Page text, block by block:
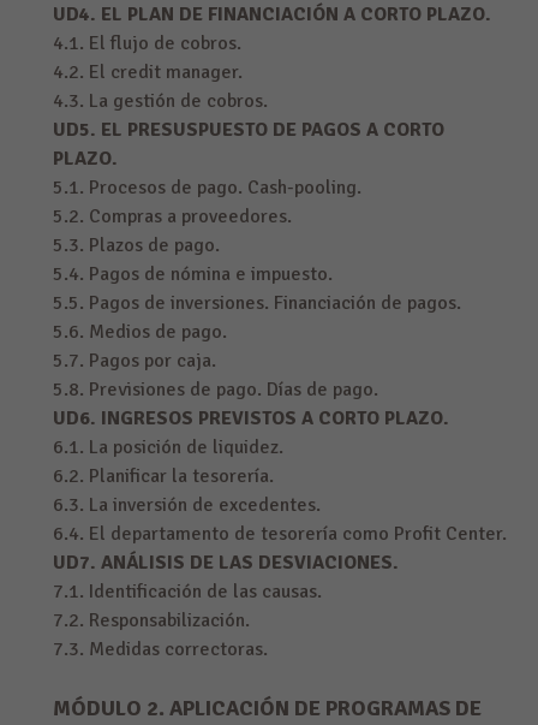
UD4. EL PLAN DE FINANCIACIÓN A CORTO PLAZO.
4.1. El flujo de cobros.
4.2. El credit manager.
4.3. La gestión de cobros.
UD5. EL PRESUSPUESTO DE PAGOS A CORTO
PLAZO.
5.1. Procesos de pago. Cash-pooling.
5.2. Compras a proveedores.
5.3. Plazos de pago.
5.4. Pagos de nómina e impuesto.
5.5. Pagos de inversiones. Financiación de pagos.
5.6. Medios de pago.
5.7. Pagos por caja.
5.8. Previsiones de pago. Días de pago.
UD6. INGRESOS PREVISTOS A CORTO PLAZO.
6.1. La posición de liquidez.
6.2. Planificar la tesorería.
6.3. La inversión de excedentes.
6.4. El departamento de tesorería como Profit Center.
UD7. ANÁLISIS DE LAS DESVIACIONES.
7.1. Identificación de las causas.
7.2. Responsabilización.
7.3. Medidas correctoras.
MÓDULO 2. APLICACIÓN DE PROGRAMAS DE